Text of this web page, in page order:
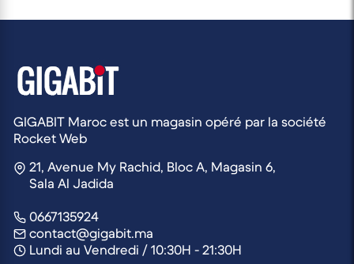
GIGABIT Maroc est un magasin opéré par la société
Rocket Web
21, Avenue My Rachid, Bloc A, Magasin 6,
Sala Al Jadida
0667135924
contact@gigabit.ma
Lundi au Vendredi / 10:30H - 21:30H